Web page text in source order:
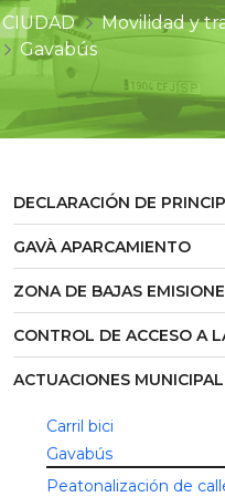
CIUDAD
Gavabús
DECLARACIÓN DE
GAVÀ APARCAMIENTO
ZONA DE BAJAS
CONTROL DE ACCESO A
ACTUACIONES
Carril bici
Gavabús
Peatonalización de